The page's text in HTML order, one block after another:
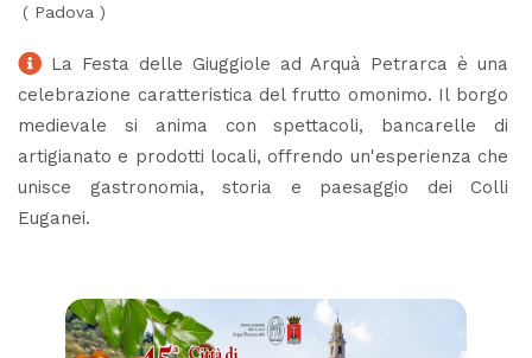
( Padova )
La Festa delle Giuggiole ad Arquà Petrarca è una
celebrazione caratteristica del frutto omonimo. Il borgo
medievale si anima con spettacoli, bancarelle di
artigianato e prodotti locali, offrendo un'esperienza che
unisce gastronomia, storia e paesaggio dei Colli
Euganei.